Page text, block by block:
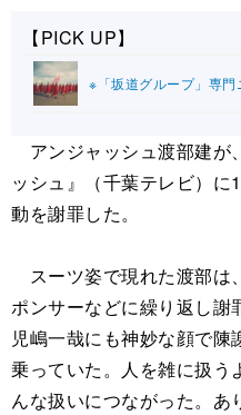
【PICK UP】
※「坂道グループ」専門
アンジャッシュ渡部建が
ッシュ』（千葉テレビ）
動を謝罪した。
スーツ姿で現れた渡部は
ポンサーなどに繰り返し謝
児嶋一哉にも神妙な顔で
乗っていた。人を雑に扱う
んな扱いにつながった。あ